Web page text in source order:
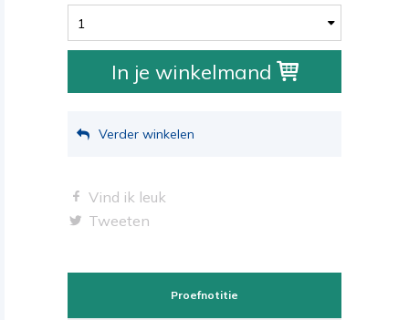
1
In je winkelmand
Verder winkelen
Vind ik leuk
Tweeten
Proefnotitie